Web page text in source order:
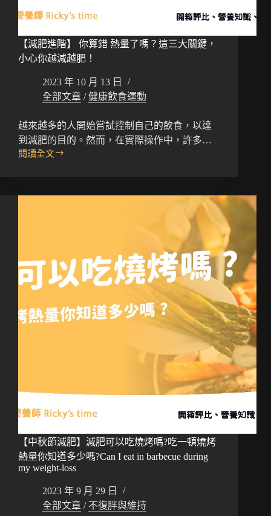
【減肥進階】 你算錯 熱量了嗎？這三大關鍵，
小心你越減越肥！
2023 年 10 月 13 日
全部文章 /健康飲食運動
越來越多的人開始嘗試控制自己的飲食，以達
到減肥的目的。然而，在實際操作中，許多…
閱讀全文
【中秋節減肥】減肥可以吃燒烤嗎?吃一頓燒烤
熱量你知道多少嗎?Can I eat in barbecue during
my weight-loss
2023 年 9 月 29 日
全部文章 / 不復胖與維持